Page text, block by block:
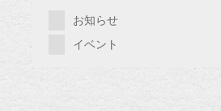
お知らせ
イベント